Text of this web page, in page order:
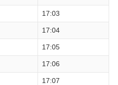
17:03
17:04
17:05
17:06
17:07